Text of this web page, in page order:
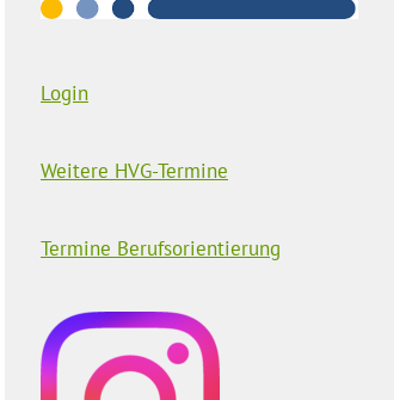
Login
Weitere HVG-Termine
Termine Berufsorientierung